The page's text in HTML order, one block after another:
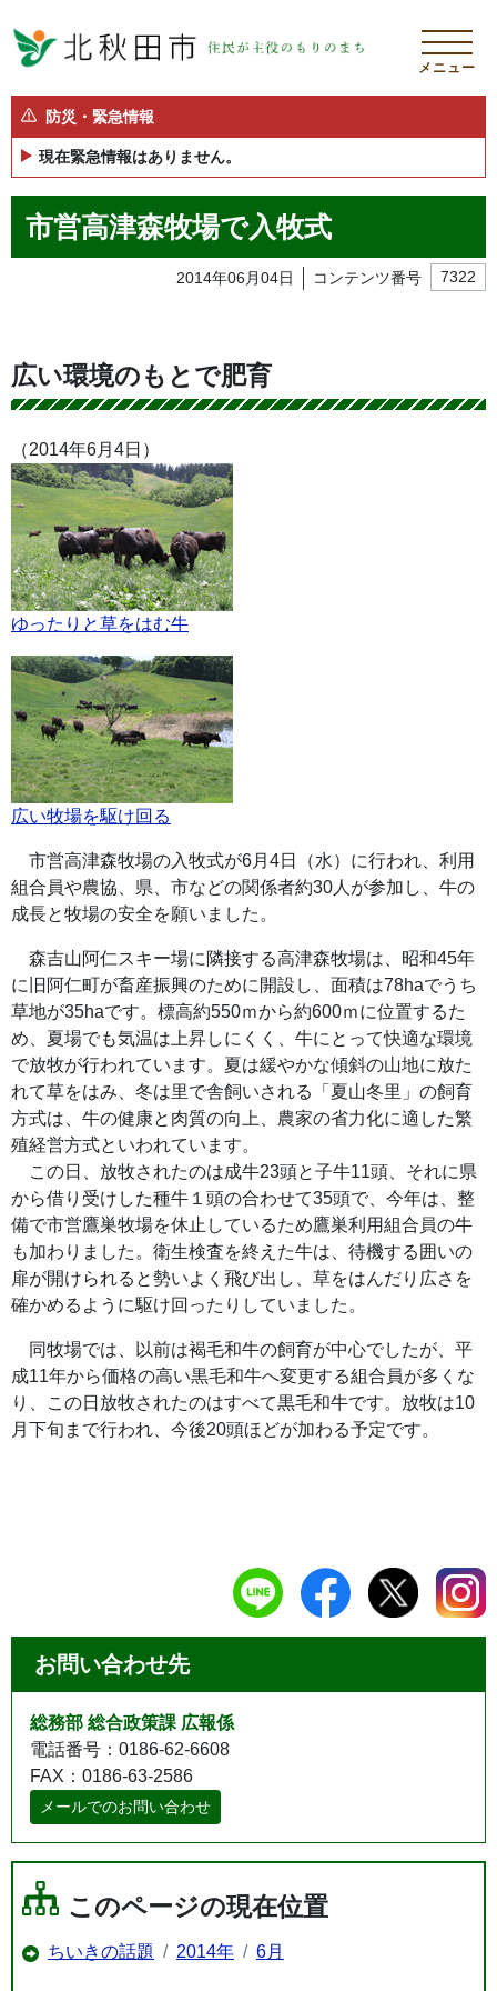
メニュー
防災・緊急情報
現在緊急情報はありません。
市営高津森牧場で入牧式
2014年06月04日 コンテンツ番号 7322
広い環境のもとで肥育
（2014年6月4日）
ゆったりと草をはむ牛
広い牧場を駆け回る
市営高津森牧場の入牧式が6月4日（水）に行われ、利用
組合員や農協、県、市などの関係者約30人が参加し、牛の
成長と牧場の安全を願いました。
森吉山阿仁スキー場に隣接する高津森牧場は、昭和45年
に旧阿仁町が畜産振興のために開設し、面積は78haでうち
草地が35haです。標高約550ｍから約600ｍに位置するた
め、夏場でも気温は上昇しにくく、牛にとって快適な環境
で放牧が行われています。夏は緩やかな傾斜の山地に放た
れて草をはみ、冬は里で舎飼いされる「夏山冬里」の飼育
方式は、牛の健康と肉質の向上、農家の省力化に適した繁
殖経営方式といわれています。
この日、放牧されたのは成牛23頭と子牛11頭、それに県
から借り受けした種牛１頭の合わせて35頭で、今年は、整
備で市営鷹巣牧場を休止しているため鷹巣利用組合員の牛
も加わりました。衛生検査を終えた牛は、待機する囲いの
扉が開けられると勢いよく飛び出し、草をはんだり広さを
確かめるように駆け回ったりしていました。
同牧場では、以前は褐毛和牛の飼育が中心でしたが、平
成11年から価格の高い黒毛和牛へ変更する組合員が多くな
り、この日放牧されたのはすべて黒毛和牛です。放牧は10
月下旬まで行われ、今後20頭ほどが加わる予定です。
お問い合わせ先
総務部 総合政策課 広報係
電話番号：0186-62-6608
FAX：0186-63-2586
メールでのお問い合わせ
このページの現在位置
ちいきの話題 2014年 6月